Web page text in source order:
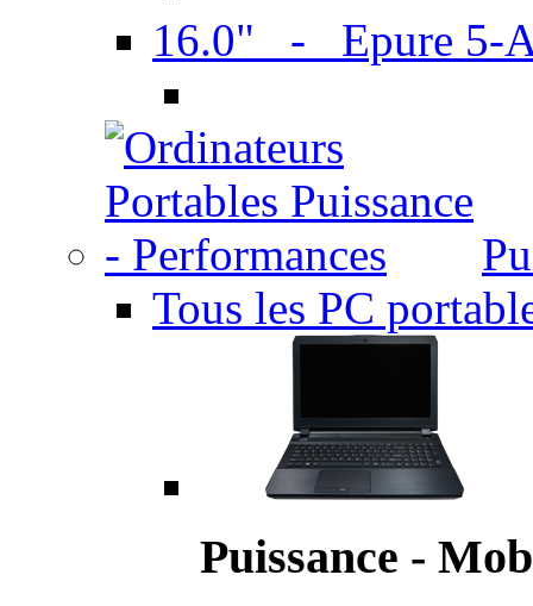
16.0" - Epure 5-
Tous les PC
Puissance -